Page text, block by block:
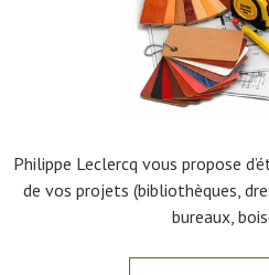
Philippe Leclercq vous propose
de vos projets (bibliothèques,
bureaux,